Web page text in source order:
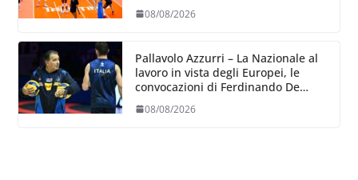
dove poter migliorare”.
08/08/2026
Pallavolo Azzurri – La Nazionale al
lavoro in vista degli Europei, le
convocazioni di Ferdinando De
08/08/2026